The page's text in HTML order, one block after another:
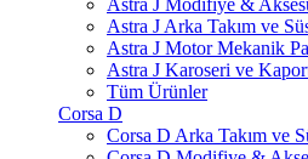
Astra J Modifiye &
Astra J Arka Takım ve
Astra J Motor Mekanik
Astra J Karoseri ve
Tüm Ürünler
Corsa D
Corsa D Arka Takım ve